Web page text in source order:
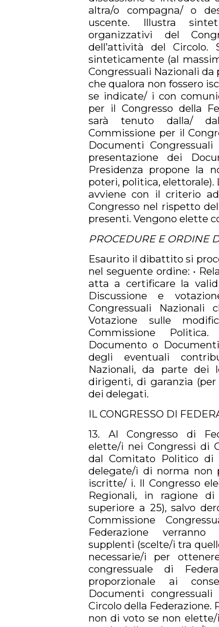
altra/o compagna/ o
uscente. Illustra
organizzativi del
dell’attività del
sinteticamente (al
Congressuali Nazionali
che qualora non fossero
se indicate/ i con
per il Congresso della
sarà tenuto dalla/
Commissione per il
Documenti
presentazione dei
Presidenza propone la
poteri, politica,
avviene con il criterio
Congresso nel rispetto
presenti. Vengono elette
PROCEDURE E ORDINE
Esaurito il dibattito si
nel seguente ordine: •
atta a certificare la
Discussione e
Congressuali Nazionali
Votazione sulle
Commissione
Documento o
degli eventuali
Nazionali, da parte dei
dirigenti, di garanzia
dei delegati.
IL CONGRESSO DI
13. Al Congresso di
elette/i nei Congressi di
dal Comitato Politico di
delegate/i di norma non
iscritte/ i. Il Congresso
Regionali, in ragione
superiore a 25), salvo
Commissione
Federazione
supplenti (scelte/i tra
necessarie/i per
congressuale di
proporzionale ai
Documenti
Circolo della
non di voto se non